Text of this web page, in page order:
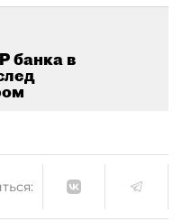
банка в